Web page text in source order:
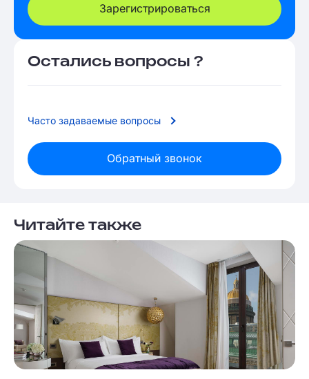
Зарегистрироваться
Остались вопросы ?
Часто задаваемые вопросы
Обратный звонок
Читайте также